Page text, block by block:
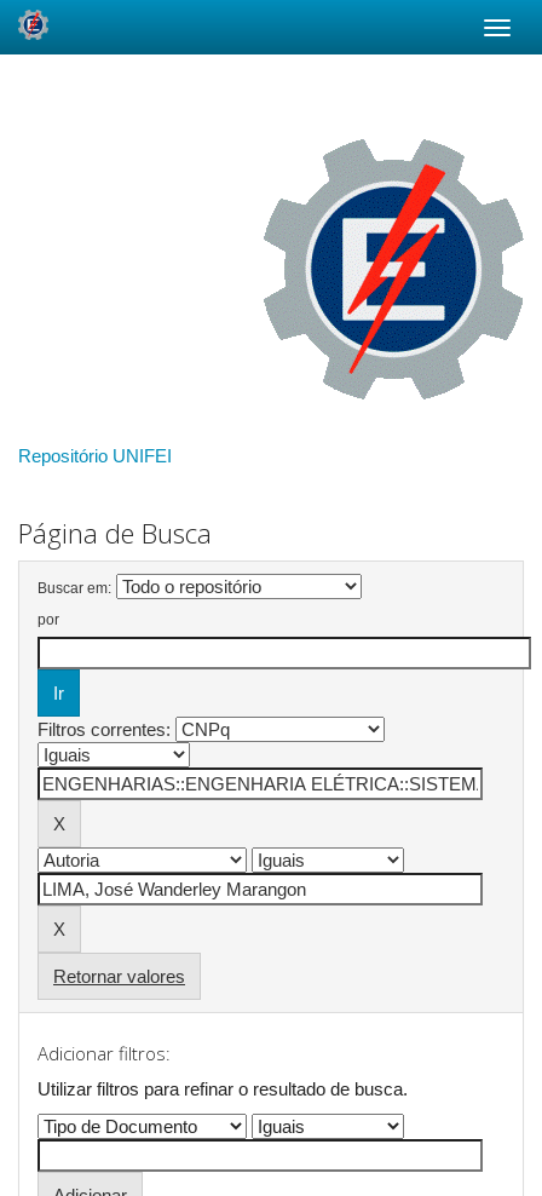
Repositório UNIFEI
Página de Busca
Buscar em:
por
Filtros correntes:
Retornar valores
Adicionar filtros:
Utilizar filtros para refinar o resultado de busca.